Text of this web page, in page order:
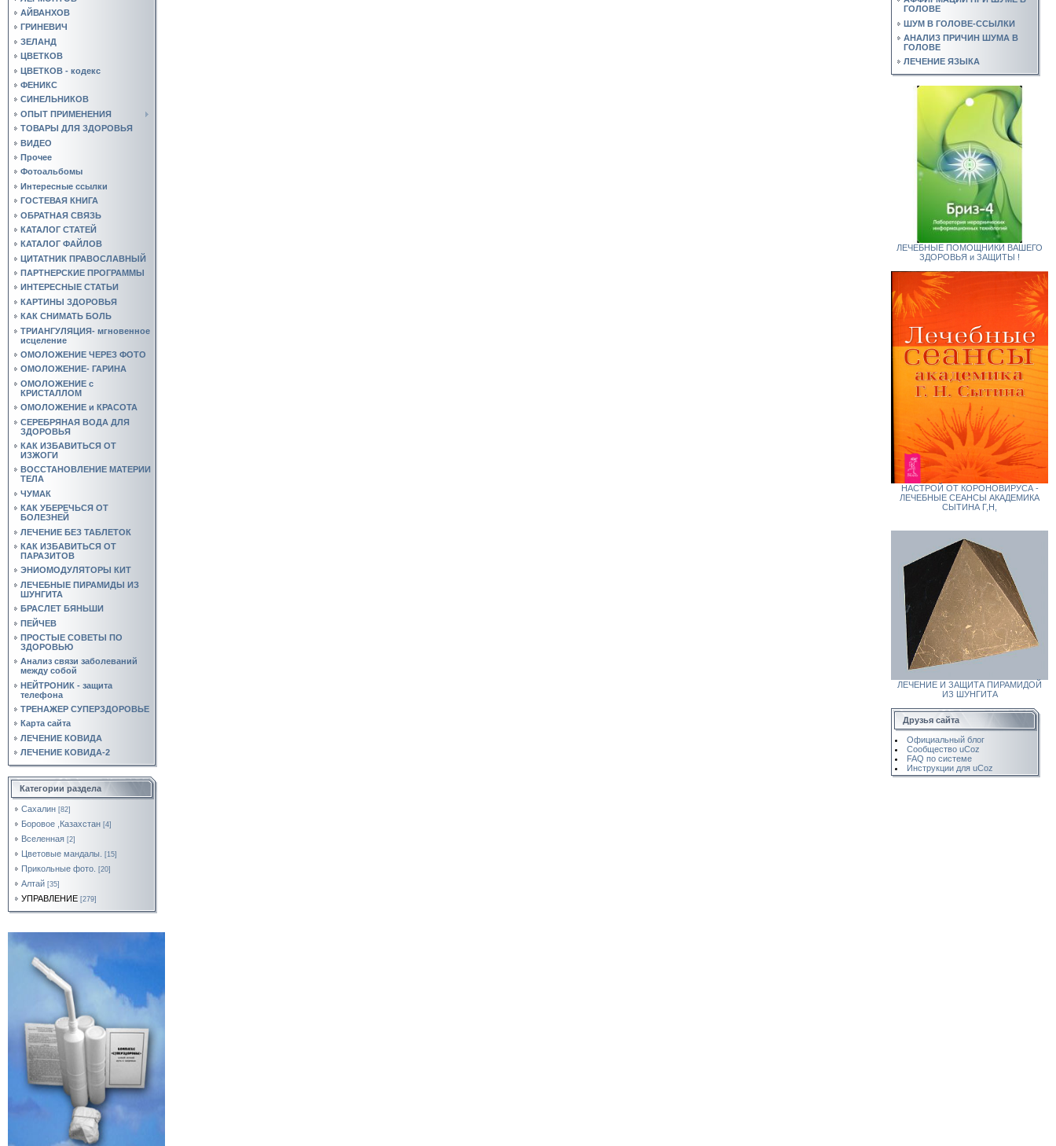
АЙВАНХОВ
ГРИНЕВИЧ
ЗЕЛАНД
ЦВЕТКОВ
ЦВЕТКОВ - кодекс
ФЕНИКС
СИНЕЛЬНИКОВ
ОПЫТ ПРИМЕНЕНИЯ
ТОВАРЫ ДЛЯ ЗДОРОВЬЯ
ВИДЕО
Прочее
Фотоальбомы
Интересные ссылки
ГОСТЕВАЯ КНИГА
ОБРАТНАЯ СВЯЗЬ
КАТАЛОГ СТАТЕЙ
КАТАЛОГ ФАЙЛОВ
ЦИТАТНИК ПРАВОСЛАВНЫЙ
ПАРТНЕРСКИЕ ПРОГРАММЫ
ИНТЕРЕСНЫЕ СТАТЬИ
КАРТИНЫ ЗДОРОВЬЯ
КАК СНИМАТЬ БОЛЬ
ТРИАНГУЛЯЦИЯ- мгновенное
исцеление
ОМОЛОЖЕНИЕ ЧЕРЕЗ ФОТО
ОМОЛОЖЕНИЕ- ГАРИНА
ОМОЛОЖЕНИЕ с
КРИСТАЛЛОМ
ОМОЛОЖЕНИЕ и КРАСОТА
СЕРЕБРЯНАЯ ВОДА ДЛЯ
ЗДОРОВЬЯ
КАК ИЗБАВИТЬСЯ ОТ
ИЗЖОГИ
ВОССТАНОВЛЕНИЕ МАТЕРИИ
ТЕЛА
ЧУМАК
КАК УБЕРЕЧЬСЯ ОТ
БОЛЕЗНЕЙ
ЛЕЧЕНИЕ БЕЗ ТАБЛЕТОК
КАК ИЗБАВИТЬСЯ ОТ
ПАРАЗИТОВ
ЭНИОМОДУЛЯТОРЫ КИТ
ЛЕЧЕБНЫЕ ПИРАМИДЫ ИЗ
ШУНГИТА
БРАСЛЕТ БЯНЬШИ
ПЕЙЧЕВ
ПРОСТЫЕ СОВЕТЫ ПО
ЗДОРОВЬЮ
Анализ связи заболеваний
между собой
НЕЙТРОНИК - защита
телефона
ТРЕНАЖЕР СУПЕРЗДОРОВЬЕ
Карта сайта
ЛЕЧЕНИЕ КОВИДА
ЛЕЧЕНИЕ КОВИДА-2
Категории раздела
Сахалин [82]
Боровое ,Казахстан [4]
Вселенная [2]
Цветовые мандалы. [15]
Прикольные фото. [20]
Алтай [35]
УПРАВЛЕНИЕ [279]
ГОЛОВЕ
ШУМ В ГОЛОВЕ-ССЫЛКИ
АНАЛИЗ ПРИЧИН ШУМА В
ГОЛОВЕ
ЛЕЧЕНИЕ ЯЗЫКА
ЛЕЧЕБНЫЕ ПОМОЩНИКИ ВАШЕГО
ЗДОРОВЬЯ и ЗАЩИТЫ !
НАСТРОЙ ОТ КОРОНОВИРУСА -
ЛЕЧЕБНЫЕ СЕАНСЫ АКАДЕМИКА
СЫТИНА Г,Н,
ЛЕЧЕНИЕ И ЗАЩИТА ПИРАМИДОЙ
ИЗ ШУНГИТА
Друзья сайта
Официальный блог
Сообщество uCoz
FAQ по системе
Инструкции для uCoz